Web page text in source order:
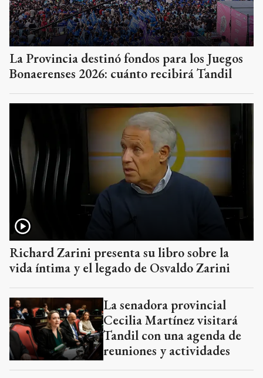
La Provincia destinó fondos para los Juegos
Bonaerenses 2026: cuánto recibirá Tandil
Richard Zarini presenta su libro sobre la
vida íntima y el legado de Osvaldo Zarini
La senadora provincial
Cecilia Martínez visitará
Tandil con una agenda de
reuniones y actividades